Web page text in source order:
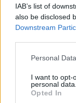
IAB’s list of
also be disclosed
Downstream
Please note that
not limited to
grant or deny
use your data for
Personal
I want to opt-
personal data.
Opted In
A város
tiszteletére a
tér alakult ki.
forrása.